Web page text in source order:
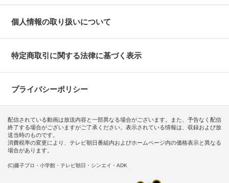
個人情報の取り扱いについて
特定商取引に関する法律に基づく表示
プライバシーポリシー
配信されている動画は放送内容と一部異なる場合がございます。また、予告なく配信
終了する場合がございますがご了承ください。表示されている情報は、収録および放
送当時のものです。
消費税率の変更により、テレビ朝日番組内およびホームページ内の価格表示と異なる
場合があります。
(C)藤子プロ・小学館・テレビ朝日・シンエイ・ADK